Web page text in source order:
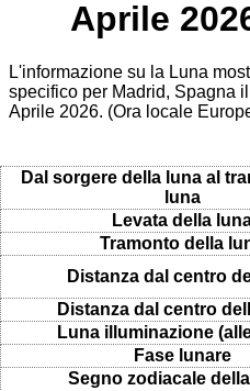
Aprile
L'informazione su la Luna
specifico per Madrid, Spagna
Aprile 2026. (Ora locale
Dal sorgere della luna al
luna
Levata della
Tramonto della
Distanza dal centro
Distanza dal centro
Luna illuminazione
Fase lunare
Segno zodiacale